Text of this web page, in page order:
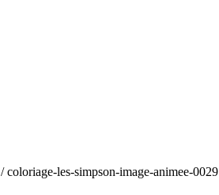
/ coloriage-les-simpson-image-animee-0029